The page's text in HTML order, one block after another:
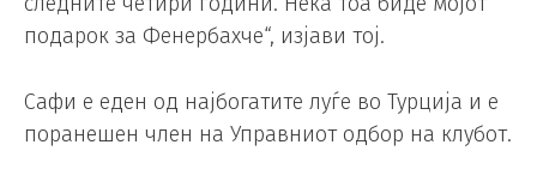
подарок за Фенербахче“, изјави тој.
Сафи е еден од најбогатите луѓе во Турција и е
поранешен член на Управниот одбор на клубот.